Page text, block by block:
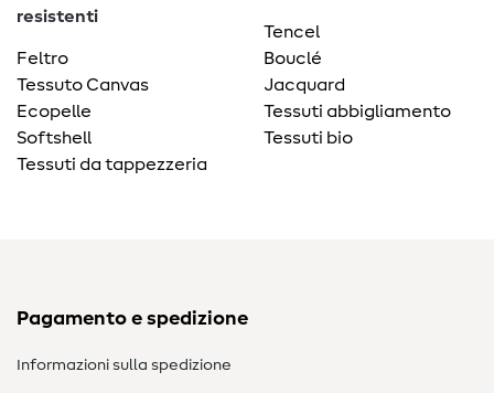
resistenti
Feltro
Tessuto Canvas
Ecopelle
Softshell
Tessuti da tappezzeria
Tencel
Bouclé
Jacquard
Tessuti abbigliamento
Tessuti bio
Pagamento e spedizione
Informazioni sulla spedizione